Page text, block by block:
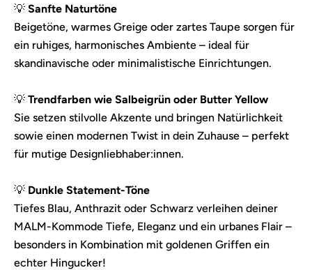
💡 Sanfte Naturtöne
Beigetöne, warmes Greige oder zartes Taupe sorgen für
ein ruhiges, harmonisches Ambiente – ideal für
skandinavische oder minimalistische Einrichtungen.
💡 Trendfarben wie Salbeigrün oder Butter Yellow
Sie setzen stilvolle Akzente und bringen Natürlichkeit
sowie einen modernen Twist in dein Zuhause – perfekt
für mutige Designliebhaber:innen.
💡 Dunkle Statement-Töne
Tiefes Blau, Anthrazit oder Schwarz verleihen deiner
MALM-Kommode Tiefe, Eleganz und ein urbanes Flair –
besonders in Kombination mit goldenen Griffen ein
echter Hingucker!